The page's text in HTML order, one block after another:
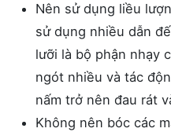
Nên sử dụng liều
sử dụng nhiều dẫn
lưỡi là bộ phận nhạy
ngót nhiều và tác
nấm trở nên đau rát
Không nên bóc các